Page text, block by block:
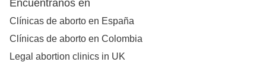
Encuéntranos en
Clínicas de aborto en España
Clínicas de aborto en Colombia
Legal abortion clinics in UK